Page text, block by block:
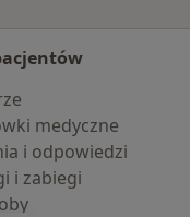
medyczne
i odpowiedzi
i zabiegi